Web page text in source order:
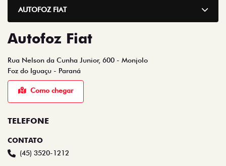
AUTOFOZ FIAT
Autofoz Fiat
Rua Nelson da Cunha Junior, 600 - Monjolo
Foz do Iguaçu - Paraná
Como chegar
TELEFONE
CONTATO
(45) 3520-1212